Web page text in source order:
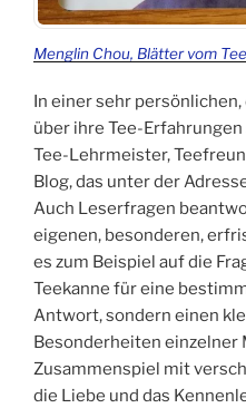
Menglin Chou, Blätter vom
In einer sehr
über ihre Tee-
Tee-Lehrmeister,
Blog, das unter der
Auch Leserfragen
eigenen, besonderen,
es zum Beispiel auf die
Teekanne für eine
Antwort, sondern einen
Besonderheiten einzelner
Zusammenspiel mit
die Liebe und das